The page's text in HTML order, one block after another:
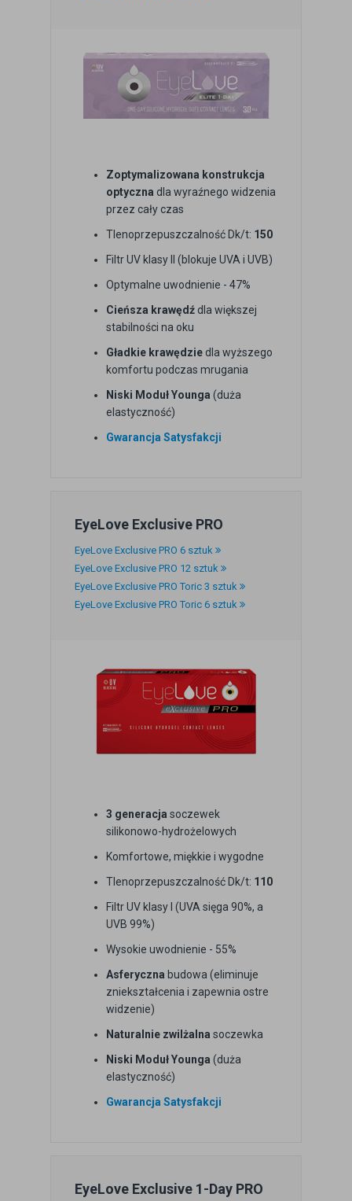
Zoptymalizowana konstrukcja
optyczna dla wyraźnego widzenia
przez cały czas
Tlenoprzepuszczalność Dk/t: 150
Filtr UV klasy II (blokuje UVA i UVB)
Optymalne uwodnienie - 47%
Cieńsza krawędźdla większej
stabilności na oku
Gładkie krawędziedla wyższego
komfortu podczas mrugania
Niski Moduł Younga (duża
elastyczność)
Gwarancja Satysfakcji
EyeLove Exclusive PRO
EyeLove Exclusive PRO 6 sztuk
EyeLove Exclusive PRO 12 sztuk
EyeLove Exclusive PRO Toric 3 sztuk
EyeLove Exclusive PRO Toric 6 sztuk
3 generacja soczewek
silikonowo-hydrożelowych
Komfortowe, miękkie i wygodne
Tlenoprzepuszczalność Dk/t: 110
Filtr UV klasy I (UVA sięga 90%, a
UVB 99%)
Wysokie uwodnienie - 55%
Asferyczna budowa (eliminuje
zniekształcenia i zapewnia ostre
widzenie)
Naturalnie zwilżalna soczewka
Niski Moduł Younga (duża
elastyczność)
Gwarancja Satysfakcji
EyeLove Exclusive 1-Day PRO